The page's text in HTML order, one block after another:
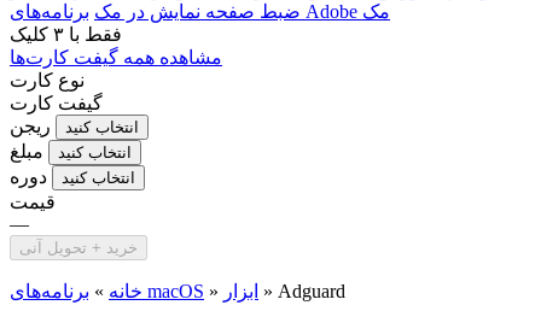
ضبط صفحه نمایش در مک
برنامه‌های Adobe مک
فقط با ۳ کلیک
مشاهده همه گیفت کارت‌ها
نوع کارت
گیفت کارت
ریجن
انتخاب کنید
مبلغ انتخاب کنید
دوره انتخاب کنید
قیمت
—
خرید + تحویل آنی
خانه » برنامه‌های macOS » ابزار » Adguard